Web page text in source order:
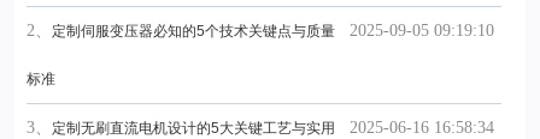
2025-09-05 09:19:10
2、 定制伺服变压器必知的5个技术关键点与质量
标准
2025-06-16 16:58:34
3、 定制无刷直流电机设计的5大关键工艺与实用